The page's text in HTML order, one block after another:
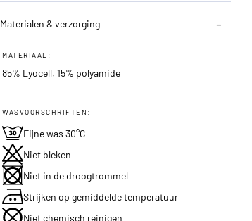
Materialen & verzorging
MATERIAAL:
85% Lyocell, 15% polyamide
WASVOORSCHRIFTEN:
Fijne was 30°C
Niet bleken
Niet in de droogtrommel
Strijken op gemiddelde temperatuur
Niet chemisch reinigen